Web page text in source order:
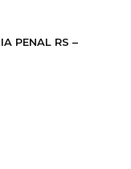
PENAL RS –